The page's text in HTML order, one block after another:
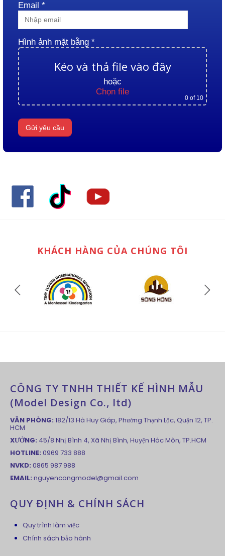
Email *
Hình ảnh mặt bằng *
Kéo và thả file vào đây
hoặc
Chọn file
0 of 10
KHÁCH HÀNG CỦA CHÚNG TÔI
CÔNG TY TNHH THIẾT KẾ HÌNH MẪU
(Model Design Co., ltd)
VĂN PHÒNG: 182/13 Hà Huy Giáp, Phường Thạnh Lộc, Quận 12, TP.
HCM
XƯỞNG: 45/8 Nhị Bình 4, Xã Nhị Bình, Huyện Hóc Môn, TP.HCM
HOTLINE: 0969 733 888
NVKD: 0865 987 988
EMAIL: nguyencongmodel@gmail.com
QUY ĐỊNH & CHÍNH SÁCH
Quy trình làm việc
Chính sách bảo hành